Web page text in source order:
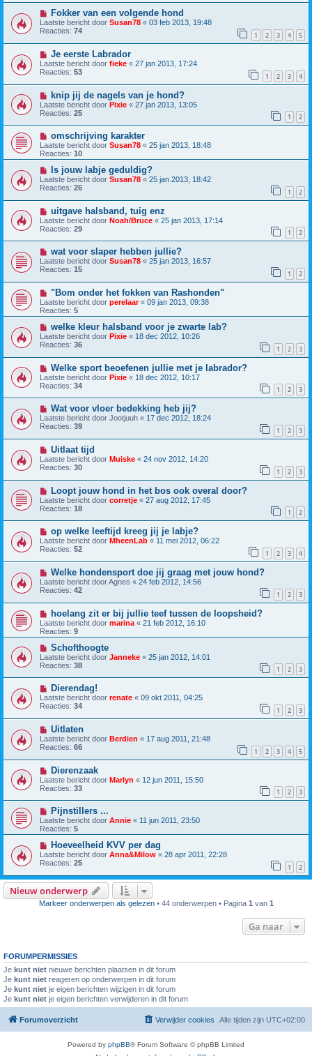
Fokker van een volgende hond
Laatste bericht door Susan78 « 03 feb 2013, 19:48
Reacties: 74 1 2 3 4 5
Je eerste Labrador
Laatste bericht door fieke « 27 jan 2013, 17:24
Reacties: 53 1 2 3 4
knip jij de nagels van je hond?
Laatste bericht door Pixie « 27 jan 2013, 13:05
Reacties: 25 1 2
omschrijving karakter
Laatste bericht door Susan78 « 25 jan 2013, 18:48
Reacties: 10
Is jouw labje geduldig?
Laatste bericht door Susan78 « 25 jan 2013, 18:42
Reacties: 26 1 2
uitgave halsband, tuig enz
Laatste bericht door Noah/Bruce « 25 jan 2013, 17:14
Reacties: 29 1 2
wat voor slaper hebben jullie?
Laatste bericht door Susan78 « 25 jan 2013, 16:57
Reacties: 15 1 2
"Bom onder het fokken van Rashonden"
Laatste bericht door perelaar« 09 jan 2013, 09:38
Reacties: 5
welke kleur halsband voor je zwarte lab?
Laatste bericht door Pixie « 18 dec 2012, 10:26
Reacties: 36 1 2 3
Welke sport beoefenen jullie met je labrador?
Laatste bericht door Pixie « 18 dec 2012, 10:17
Reacties: 34 1 2 3
Wat voor vloer bedekking heb jij?
Laatste bericht door Jootjuuh « 17 dec 2012, 18:24
Reacties: 39 1 2 3
Uitlaat tijd
Laatste bericht door Muiske « 24 nov 2012, 14:20
Reacties: 30 1 2 3
Loopt jouw hond in het bos ook overal door?
Laatste bericht door corretje « 27 aug 2012, 17:45
Reacties: 18 1 2
op welke leeftijd kreeg jij je labje?
Laatste bericht door MheenLab « 11 mei 2012, 06:22
Reacties: 52 1 2 3 4
Welke hondensport doe jij graag met jouw hond?
Laatste bericht doorAgnes « 24 feb 2012, 14:56
Reacties: 42 1 2 3
hoelang zit er bij jullie teef tussen de loopsheid?
Laatste bericht door marina « 21 feb 2012, 16:10
Reacties: 9
Schofthoogte
Laatste bericht door Janneke « 25 jan 2012, 14:01
Reacties: 38 1 2 3
Dierendag!
Laatste bericht door renate « 09 okt 2011, 04:25
Reacties: 34 1 2 3
Uitlaten
Laatste bericht door Berdien « 17 aug 2011, 21:48
Reacties: 66 1 2 3 4 5
Dierenzaak
Laatste bericht door Marlyn « 12 jun 2011, 15:50
Reacties: 33 1 2 3
Pijnstillers ...
Laatste bericht door Annie « 11 jun 2011, 23:50
Reacties: 5
Hoeveelheid KVV per dag
Laatste bericht door Anna&Milow « 28 apr 2011, 22:28
Reacties: 25 1 2
Nieuw onderwerp
Markeer onderwerpen als gelezen• 44 onderwerpen • Pagina 1 van 1
Ga naar
FORUMPERMISSIES
Je kunt niet nieuwe berichten plaatsen in dit forum
Je kunt niet reageren op onderwerpen in dit forum
Je kunt niet je eigen berichten wijzigen in dit forum
Je kunt niet je eigen berichten verwijderen in dit forum
Forumoverzicht Alle tijden zijn UTC+02:00
Verwijder cookies
Powered by phpBB® Forum Software © phpBB Limited